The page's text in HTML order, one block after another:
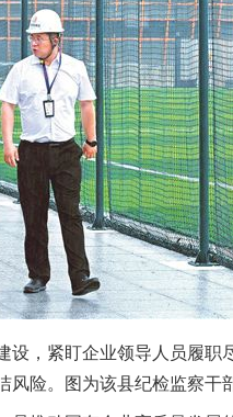
，紧盯企业领导人员履职
险。图为该县纪检监察